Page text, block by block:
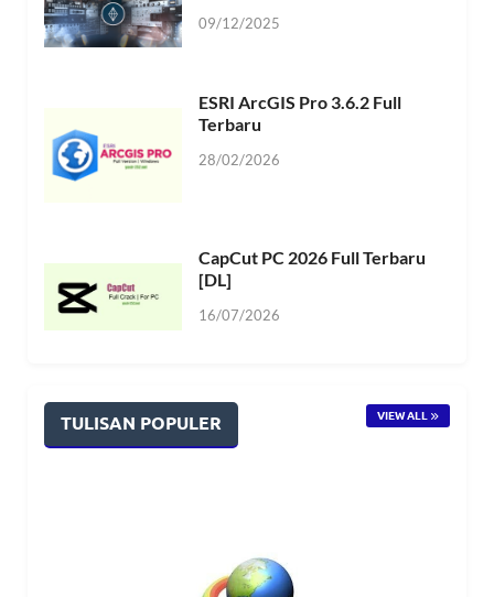
09/12/2025
ESRI ArcGIS Pro 3.6.2 Full
Terbaru
28/02/2026
CapCut PC 2026 Full Terbaru
[DL]
16/07/2026
TULISAN POPULER VIEW ALL